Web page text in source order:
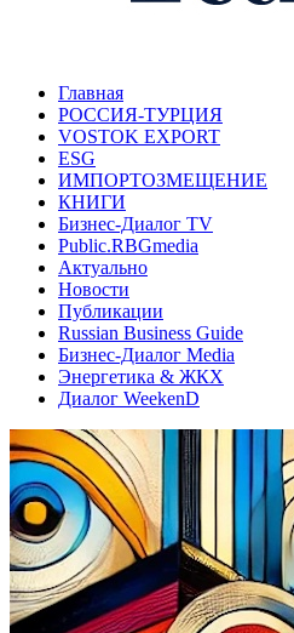
Главная
РОССИЯ-ТУРЦИЯ
VOSTOK EXPORT
ESG
ИМПОРТОЗМЕЩЕНИЕ
КНИГИ
Бизнес-Диалог TV
Public.RBGmedia
Актуально
Новости
Публикации
Russian Business Guide
Бизнес-Диалог Media
Энергетика & ЖКХ
Диалог WeekenD